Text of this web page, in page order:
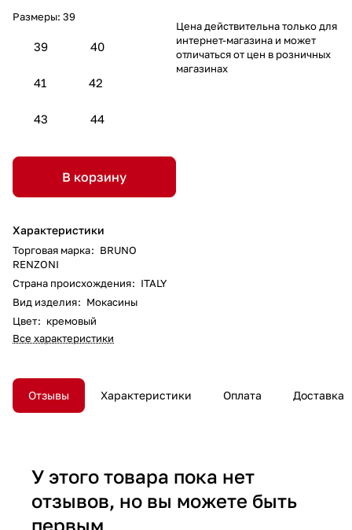
Размеры: 39
39 40
41 42
43 44
В корзину
Характеристики
Торговая марка: BRUNO
RENZONI
Страна происхождения: ITALY
Вид изделия: Мокасины
Цвет: кремовый
Все характеристики
Цена действительна только для
интернет-магазина и может
отличаться от цен в розничных
магазинах
Отзывы Характеристики Оплата Доставка
У этого товара пока нет
отзывов, но вы можете быть
первым